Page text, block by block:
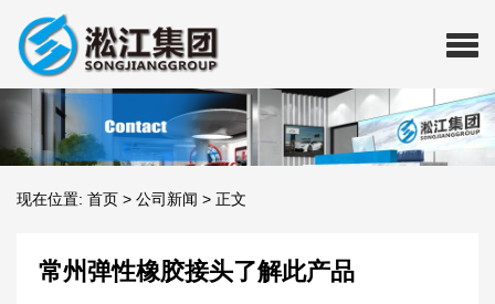
现在位置: 首页 > 公司新闻 > 正文
常州弹性橡胶接头了解此产品